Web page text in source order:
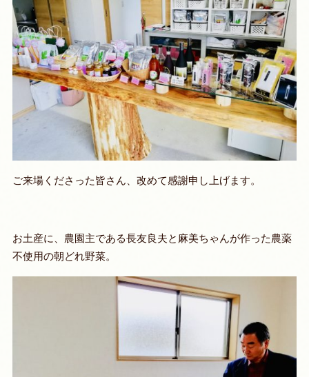
ご来場くださった皆さん、改めて感謝申し上げます。
お土産に、農園主である長友良夫と麻美ちゃんが作った農薬
不使用の朝どれ野菜。